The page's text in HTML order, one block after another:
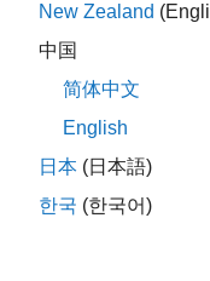
New Zealand
中国
简体中文
English
日本 (日本語)
한국 (한국어)